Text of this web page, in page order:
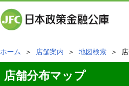
ホーム ＞ 店舗案内 ＞ 地図検索 ＞ 店
店舗分布マップ